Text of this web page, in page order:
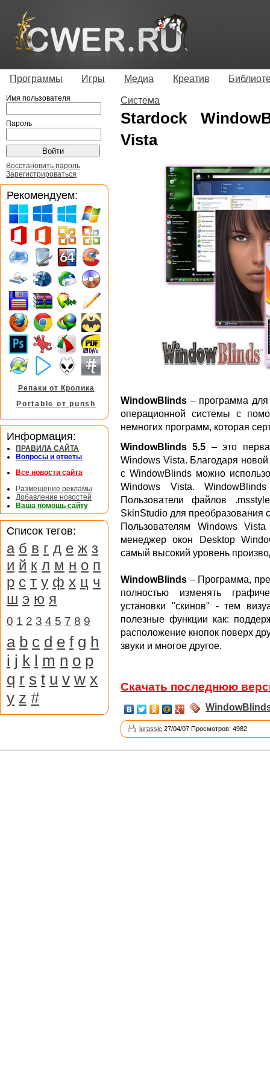
Программы Игры Медиа Креатив
Система
Stardock
Vista
WindowBlinds – программа для
операционной системы с
немногих программ, которая
WindowBlinds 5.5 – это
Windows Vista. Благодаря
с WindowBlinds можно
Windows Vista.
Пользователи файлов
SkinStudio для преобразования
Пользователям Windows
менеджер окон Desktop
самый высокий уровень
WindowBlinds – Программа,
полностью изменять
установки "скинов" - тем
полезные функции как:
расположение кнопок поверх
звуки и многое другое.
Скачать последнюю
jurassic 27/04/07 Просмотров: 4982
Имя пользователя
Пароль
Восстановить пароль
Зарегистрироваться
Рекомендуем:
Репаки от Кролика
Portable от punsh
Информация:
ПРАВИЛА САЙТА
Вопросы и ответы
Все новости сайта
Размещение рекламы
Добавление новостей
Ваша помощь сайту
Список тегов:
а б в г д е ж з
и й к л м н о п
р с т у ф х ц ч
ш э ю я
0 1 2 3 4 5 7 8 9
a b c d e f g h
i j k l m n o p
q r s t u v w x
y z #